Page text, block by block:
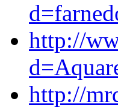
http://
http://